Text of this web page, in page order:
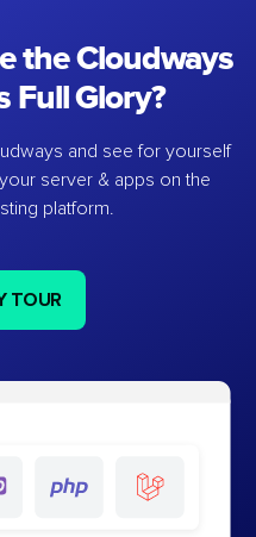
the Cloudways
Full Glory?
and see for yourself
server & apps on the
platform.
TOUR